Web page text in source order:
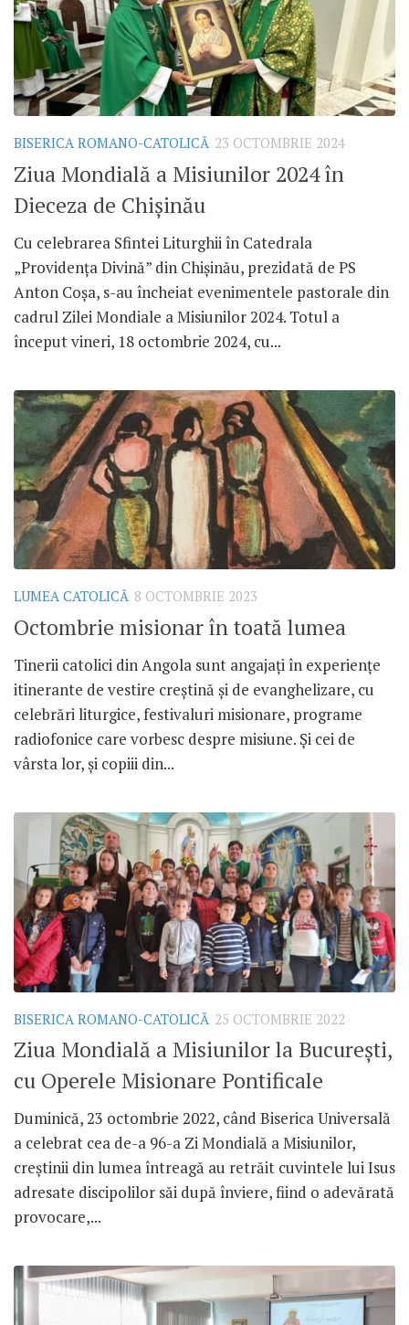
BISERICA ROMANO-CATOLICĂ 23 OCTOMBRIE 2024
Ziua Mondială a Misiunilor 2024 în
Dieceza de Chișinău
Cu celebrarea Sfintei Liturghii în Catedrala
„Providența Divină” din Chișinău, prezidată de PS
Anton Coșa, s-au încheiat evenimentele pastorale din
cadrul Zilei Mondiale a Misiunilor 2024. Totul a
început vineri, 18 octombrie 2024, cu...
LUMEA CATOLICĂ 8 OCTOMBRIE 2023
Octombrie misionar în toată lumea
Tinerii catolici din Angola sunt angajați în experiențe
itinerante de vestire creștină și de evanghelizare, cu
celebrări liturgice, festivaluri misionare, programe
radiofonice care vorbesc despre misiune. Și cei de
vârsta lor, și copiii din...
BISERICA ROMANO-CATOLICĂ 25 OCTOMBRIE 2022
Ziua Mondială a Misiunilor la București,
cu Operele Misionare Pontificale
Duminică, 23 octombrie 2022, când Biserica Universală
a celebrat cea de-a 96-a Zi Mondială a Misiunilor,
creștinii din lumea întreagă au retrăit cuvintele lui Isus
adresate discipolilor săi după înviere, fiind o adevărată
provocare,...